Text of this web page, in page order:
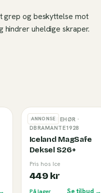
grep og beskyttelse mot
hindrer uheldige skraper.
ANNONSE
MOBILTILBEHØR ·
DBRAMANTE1928
Iceland MagSafe
Deksel S26+
Pris hos Ice
449 kr
På lager Se tilbud →